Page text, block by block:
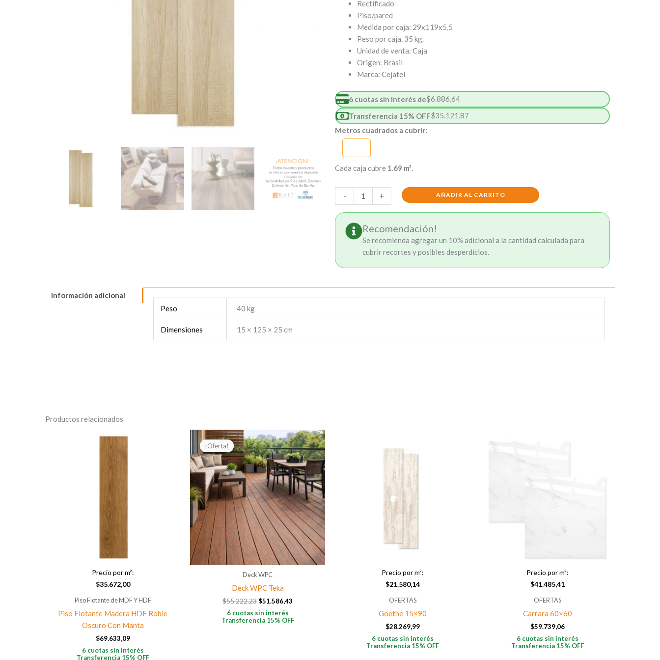
Rectificado
Piso/pared
Medida por caja: 29x119x5,5
Peso por caja. 35 kg.
Unidad de venta: Caja
Origen: Brasil
Marca: Cejatel
6 cuotas sin interés de$6.886,64
Transferencia 15% OFF$35.121,87
Metros cuadrados a cubrir:
Cada caja cubre 1.69 m².
-
Botanic
Palha
28×118
cantidad
+ AÑADIR AL CARRITO
Recomendación!
Se recomienda agregar un 10% adicional a la cantidad calculada para
cubrir recortes y posibles desperdicios.
Información adicional
Peso
40 kg
Dimensiones 15 × 125 × 25 cm
Productos relacionados
Precio por m²:
$35.672,00
Piso Flotante de MDF Y HDF
Piso Flotante Madera HDF Roble
Oscuro Con Manta
$69.633,09
6 cuotas sin interés
Transferencia 15% OFF
¡Oferta!
¡Oferta!
Deck WPC
Deck WPC Teka
$55.222,23
El
precio
original
era:
$55.222,23.
$51.586,43
El
precio
actual
es:
$51.586,43.
6 cuotas sin interés
Transferencia 15% OFF
Precio por m²:
$21.580,14
OFERTAS
Goethe 15×90
$28.269,99
6 cuotas sin interés
Transferencia 15% OFF
Precio por m²:
$41.485,41
OFERTAS
Carrara 60×60
$59.739,06
6 cuotas sin interés
Transferencia 15% OFF